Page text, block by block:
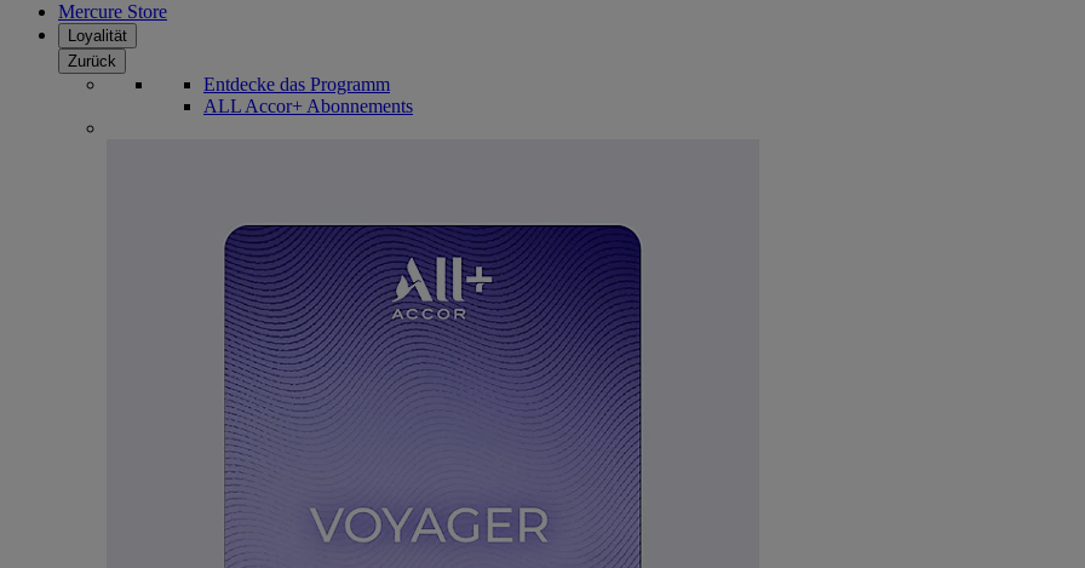
Mercure Store
Loyalität
Zurück
Entdecke das Programm
ALL Accor+ Abonnements